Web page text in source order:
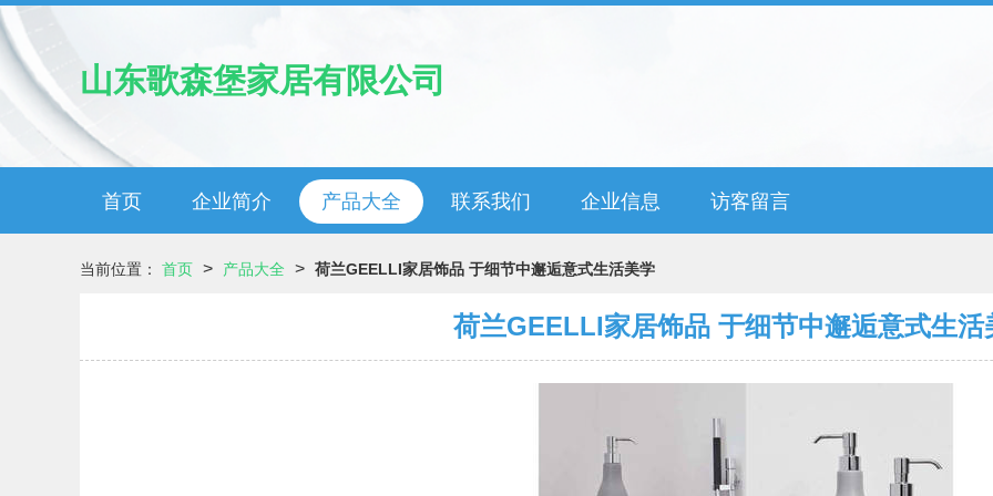
山东歌森堡家居有限公司
首页 企业简介 产品大全 联系我们 企业信息 访客留言
当前位置： 首页 > 产品大全 > 荷兰GEELLI家居饰品 于细节中邂逅意式生活美学
荷兰GEELLI家居饰品 于细节中邂逅意式生活